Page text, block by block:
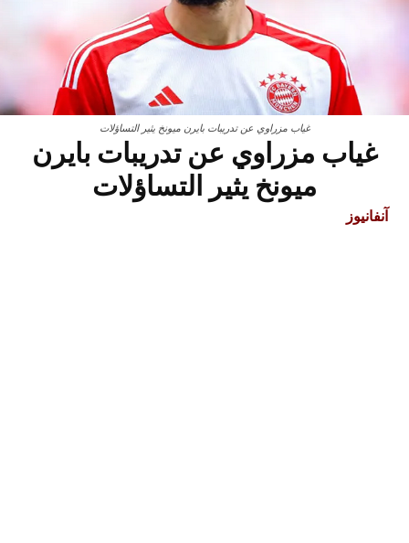
غياب مزراوي عن تدريبات بايرن ميونخ يثير التساؤلات
غياب مزراوي عن تدريبات بايرن
ميونخ يثير التساؤلات
آنفانيوز